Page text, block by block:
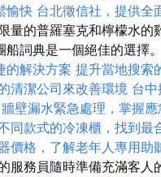
愉快 台北徵信社，提供全
量的普羅塞克和檸檬水的
詞典是一個絕佳的選擇。
的解決方案 提升當地搜索
清潔公司來改善環境 台
牆壁漏水緊急處理，掌握
同款式的冷凍櫃，找到最
價格，了解老年人專用助
服務員隨時準備充滿客人